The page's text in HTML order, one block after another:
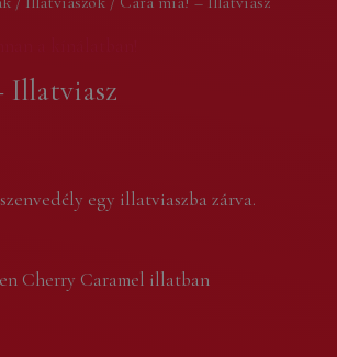
Illatviasz
egy illatviaszba zárva.
Cherry Caramel illatban